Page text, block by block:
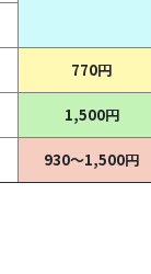
770円
1,500円
930～1,500円